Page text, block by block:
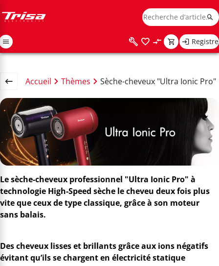
Registre
Accueil Thèmes Sèche-cheveux "Ultra Ionic Pro"
Le sèche-cheveux professionnel "Ultra Ionic Pro" à
technologie High-Speed sèche le cheveu deux fois plus
vite que ceux de type classique, grâce à son moteur
sans balais.
Des cheveux lisses et brillants grâce aux ions négatifs
évitant qu’ils se chargent en électricité statique